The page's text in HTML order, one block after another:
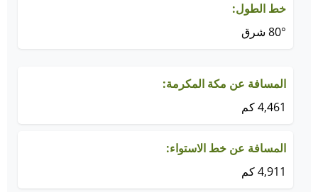
خط الطول:
80° شرق
المسافة عن مكة المكرمة:
4,461 كم
المسافة عن خط الاستواء:
4,911 كم